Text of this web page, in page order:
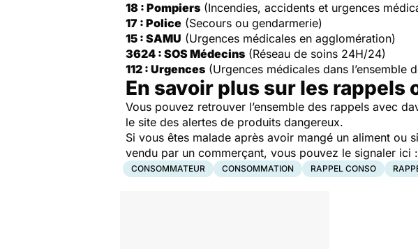
18 : Pompiers (Incendies, accidents et urgences
17 : Police (Secours ou gendarmerie)
15 : SAMU (Urgences médicales en agglomération)
3624 : SOS Médecins (Réseau de soins 24H/24)
112 : Urgences (Urgences médicales dans l’ensemble
En savoir plus sur les rappels
Vous pouvez retrouver l’ensemble des rappels avec
le site des alertes de produits dangereux.
Si vous êtes malade après avoir mangé un aliment ou
vendu par un commerçant, vous pouvez le signaler ici :
CONSOMMATEUR CONSOMMATION RAPPEL CONSO